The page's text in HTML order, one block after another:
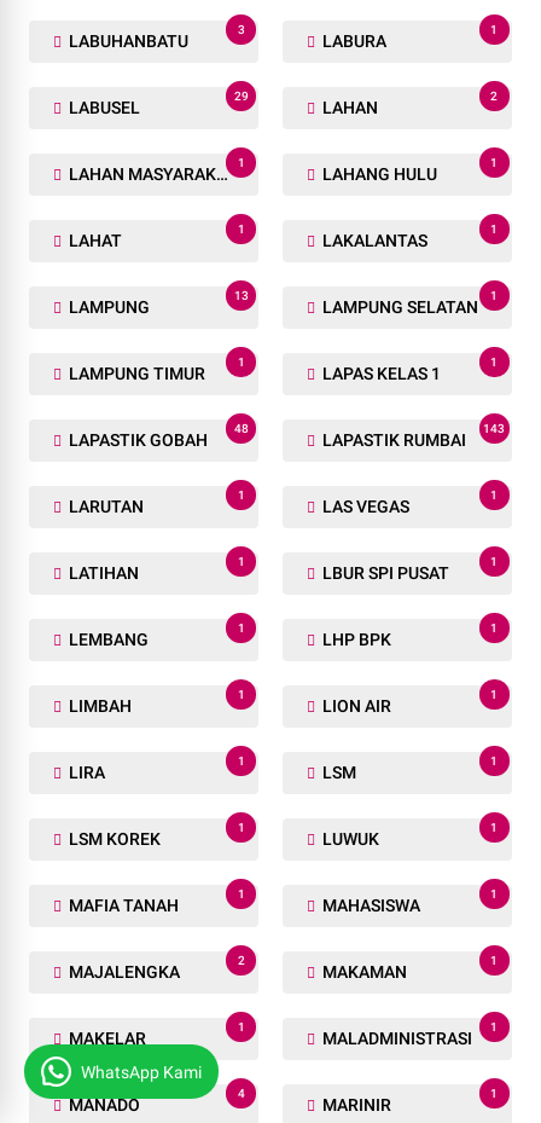
LABUHANBATU
3
LABURA
1
LABUSEL
29
LAHAN
2
LAHAN MASYARAKAT
1
LAHANG HULU
1
LAHAT
1
LAKALANTAS
1
LAMPUNG
13
LAMPUNG SELATAN
1
LAMPUNG TIMUR
1
LAPAS KELAS 1
1
LAPASTIK GOBAH
48
LAPASTIK RUMBAI
143
LARUTAN
1
LAS VEGAS
1
LATIHAN
1
LBUR SPI PUSAT
1
LEMBANG
1
LHP BPK
1
LIMBAH
1
LION AIR
1
LIRA
1
LSM
1
LSM KOREK
1
LUWUK
1
MAFIA TANAH
1
MAHASISWA
1
MAJALENGKA
2
MAKAMAN
1
MAKELAR
1
MALADMINISTRASI
1
MANADO
4
MARINIR
1
WhatsApp Kami